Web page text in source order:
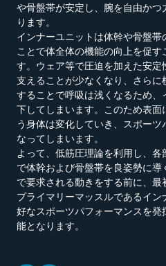
や骨盤帯が安定し、腕を自由か
ります。
インナーユニットは体幹や骨盤
ことで体全体の機能の向上を促す
す。ウェア等で圧迫を加えた安
支えることが少なくなり、さら
することで呼吸は浅くなるため
下してしまいます。このため表面
う身体は変化していき、スポー
なってしまいます。
よって、低筋圧理論を利用し、
で体幹および骨盤帯を良姿勢に
で要求される動きをする前に、
プライマリーマッスルであるイ
好なスポーツパフォーマンスを
能となります。